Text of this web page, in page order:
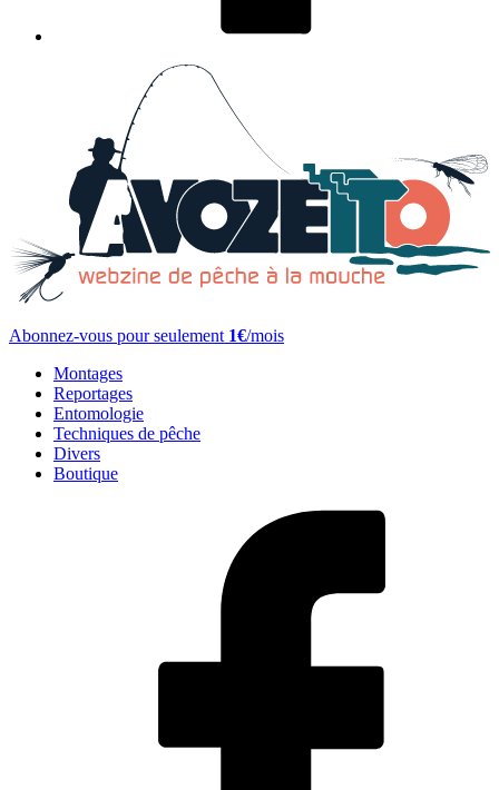
Abonnez-vous pour seulement 1€/mois
Montages
Reportages
Entomologie
Techniques de pêche
Divers
Boutique